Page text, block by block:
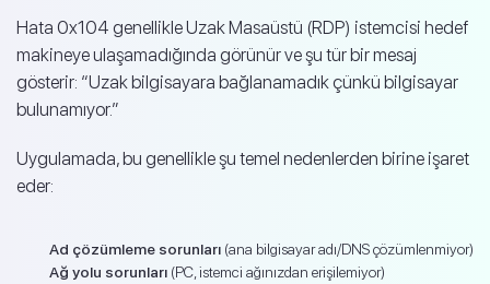
Hata 0x104 genellikle Uzak Masaüstü (RDP) istemcisi hedef
makineye ulaşamadığında görünür ve şu tür bir mesaj
gösterir: “Uzak bilgisayara bağlanamadık çünkü bilgisayar
bulunamıyor.”
Uygulamada, bu genellikle şu temel nedenlerden birine işaret
eder:
Ad çözümleme sorunları (ana bilgisayar adı/DNS çözümlenmiyor)
Ağ yolu sorunları (PC, istemci ağınızdan erişilemiyor)